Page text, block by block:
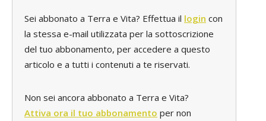
Sei abbonato a Terra e Vita? Effettua il login con
la stessa e-mail utilizzata per la sottoscrizione
del tuo abbonamento, per accedere a questo
articolo e a tutti i contenuti a te riservati.
Non sei ancora abbonato a Terra e Vita?
Attiva ora il tuo abbonamento per non